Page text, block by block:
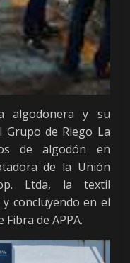
algodonera y su
Grupo de Riego La
de algodón en
de la Unión
Ltda, la textil
concluyendo en el
de APPA.